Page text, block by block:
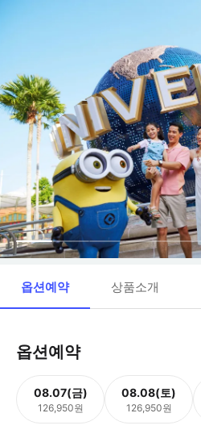
옵션예약 상품소개
옵션예약
08.07(금)
126,950원
08.08(토)
126,950원